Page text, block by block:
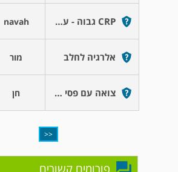
CRP גבוה - על מה יכול להצביע? מודאגת מאד navah
אלרגיה לחלב מור
צואה עם פסי דם חן
<<